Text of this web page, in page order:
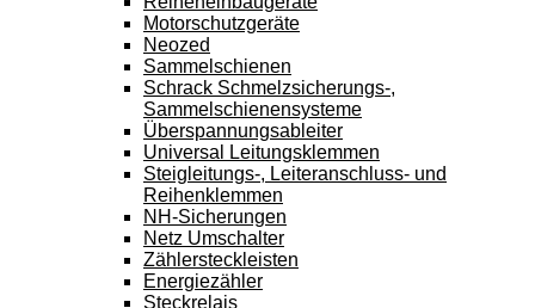
Motorschutzgeräte
Neozed
Sammelschienen
Schrack Schmelzsicherungs-,
Sammelschienensysteme
Überspannungsableiter
Universal Leitungsklemmen
Steigleitungs-, Leiteranschluss- und
Reihenklemmen
NH-Sicherungen
Netz Umschalter
Zählersteckleisten
Energiezähler
Steckrelais